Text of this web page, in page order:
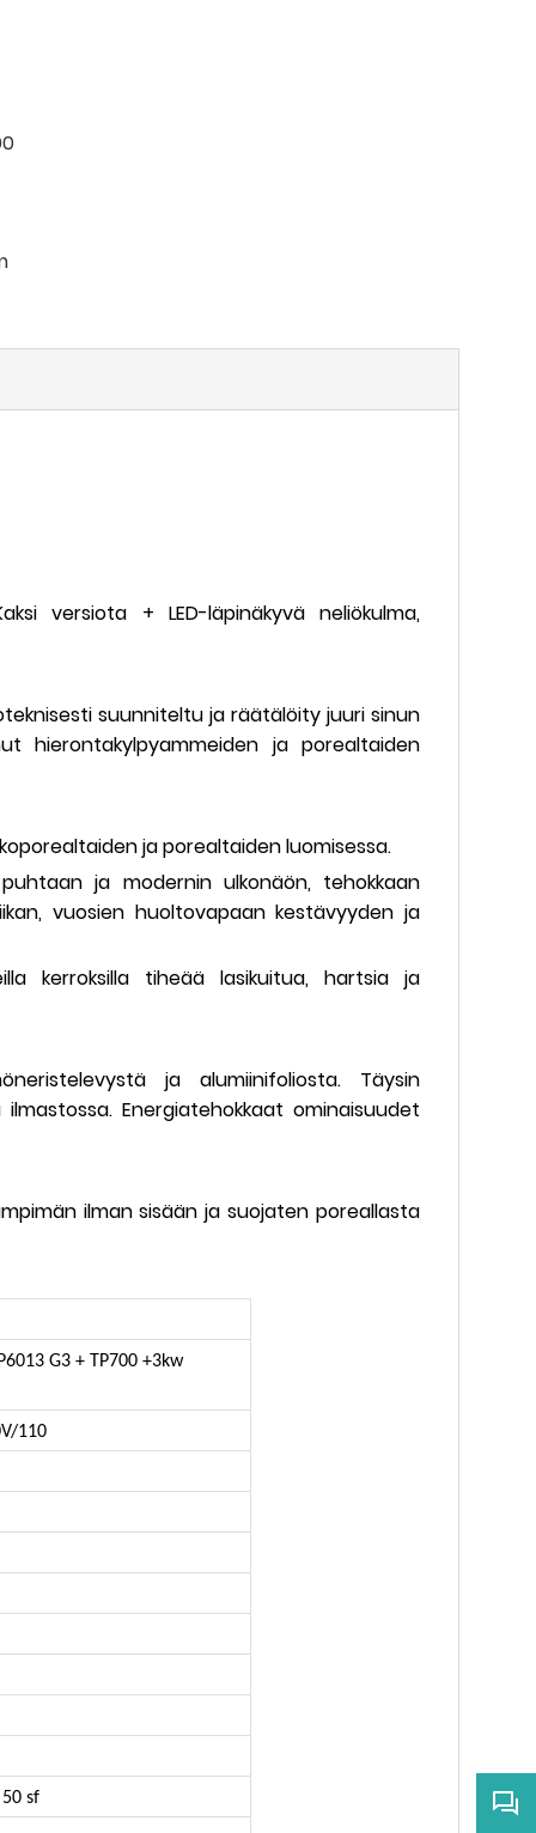
versiota + LED-läpinäkyvä neliökulma,
suunniteltu ja räätälöity juuri sinun
hierontakylpyammeiden ja porealtaiden
ja porealtaiden luomisessa.
ja modernin ulkonäön, tehokkaan
vuosien huoltovapaan kestävyyden ja
kerroksilla tiheää lasikuitua, hartsia ja
ja alumiinifoliosta. Täysin
Energiatehokkaat ominaisuudet
ilman sisään ja suojaten poreallasta
G3 + TP700 +3kw
110
sf